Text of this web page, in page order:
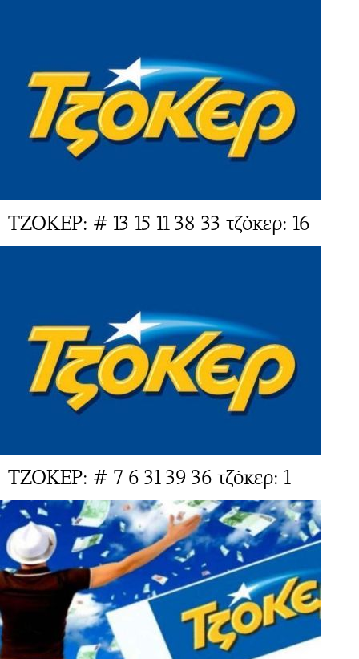
ΤΖΟΚΕΡ: # 13 15 11 38 33 τζόκερ: 16
ΤΖΟΚΕΡ: # 7 6 31 39 36 τζόκερ: 1